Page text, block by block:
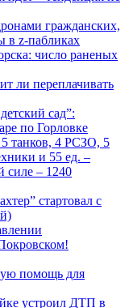
гражданских,
в z-пабликах
число раненых
ли переплачивать
сад”:
по Горловке
танков, 4 РСЗО, 5
и 55 ед. –
силе – 1240
стартовал с
помощь для
устроил ДТП в